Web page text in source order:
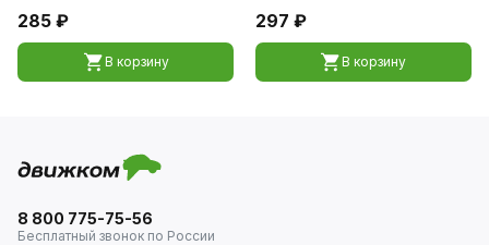
285 ₽
В корзину
297 ₽
В корзину
8 800 775-75-56
Бесплатный звонок по России